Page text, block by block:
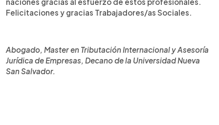
Felicitaciones y gracias Trabajadores/as Sociales.
Abogado, Master en Tributación Internacional y Asesoría
Jurídica de Empresas, Decano de la Universidad Nueva
San Salvador.